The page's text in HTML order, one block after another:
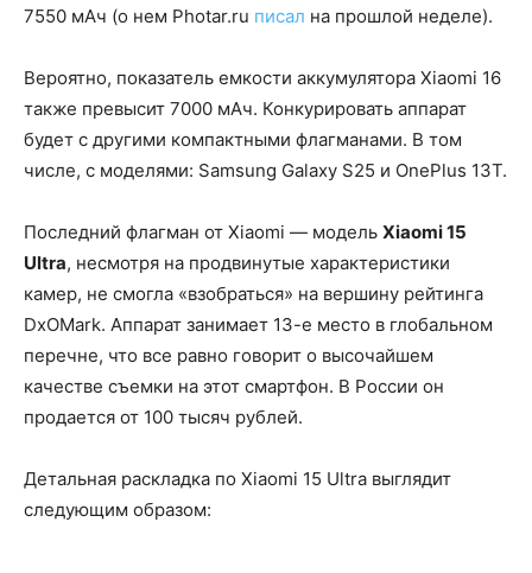
7550 мАч (о нем Photar.ru писал на прошлой неделе).
Вероятно, показатель емкости аккумулятора Xiaomi 16
также превысит 7000 мАч. Конкурировать аппарат
будет с другими компактными флагманами. В том
числе, с моделями: Samsung Galaxy S25 и OnePlus 13T.
Последний флагман от Xiaomi — модель Xiaomi 15
Ultra, несмотря на продвинутые характеристики
камер, не смогла «взобраться» на вершину рейтинга
DxOMark. Аппарат занимает 13-е место в глобальном
перечне, что все равно говорит о высочайшем
качестве съемки на этот смартфон. В России он
продается от 100 тысяч рублей.
Детальная раскладка по Xiaomi 15 Ultra выглядит
следующим образом: